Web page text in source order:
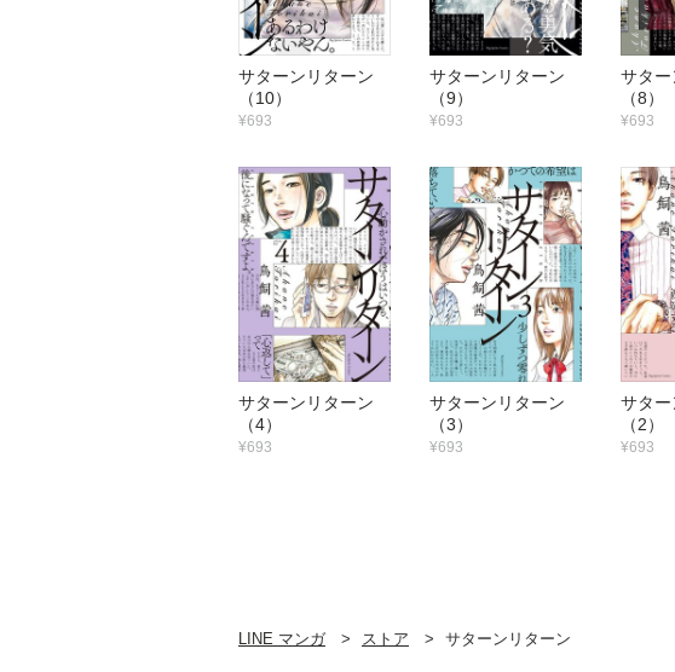
サターンリターン
（10）
¥693
サターンリターン
（9）
¥693
サタ
（8）
¥693
サターンリターン
（4）
¥693
サターンリターン
（3）
¥693
サタ
（2）
¥693
LINE マンガ ストア サターンリターン